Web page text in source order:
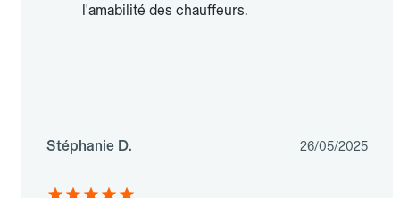
l'amabilité des chauffeurs.
Stéphanie D. 26/05/2025